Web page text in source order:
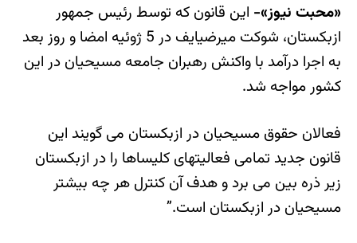
«محبت نیوز»- این قانون که توسط رئیس جمهور
ازبکستان، شوکت میرضیایف در 5 ژوئیه امضا و روز بعد
به اجرا درآمد با واکنش رهبران جامعه مسیحیان در این
کشور مواجه شد.
فعالان حقوق مسیحیان در ازبکستان می گویند این
قانون جدید تمامی فعالیتهای کلیساها را در ازبکستان
زیر ذره بین می برد و هدف آن کنترل هر چه بیشتر
مسیحیان در ازبکستان است.”